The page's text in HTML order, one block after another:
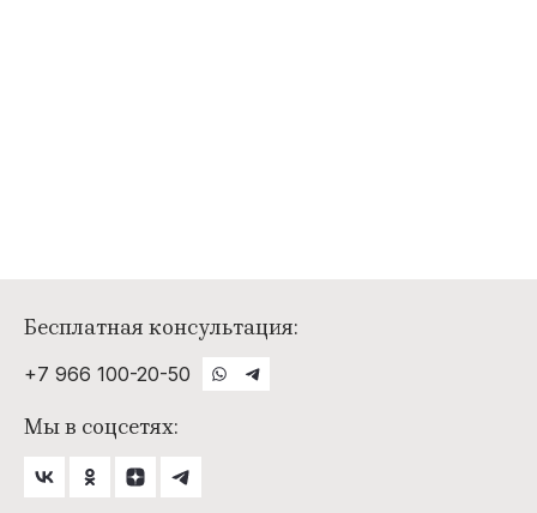
Бесплатная консультация:
+7 966 100-20-50
Мы в соцсетях: